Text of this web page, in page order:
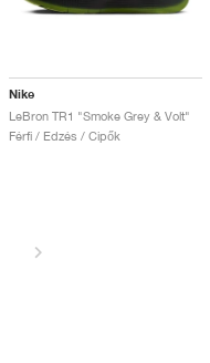
Nike
LeBron TR1 "Smoke Grey & Volt"
Férfi / Edzés / Cipők